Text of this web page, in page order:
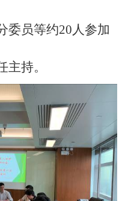
委员等约20人参加
持。